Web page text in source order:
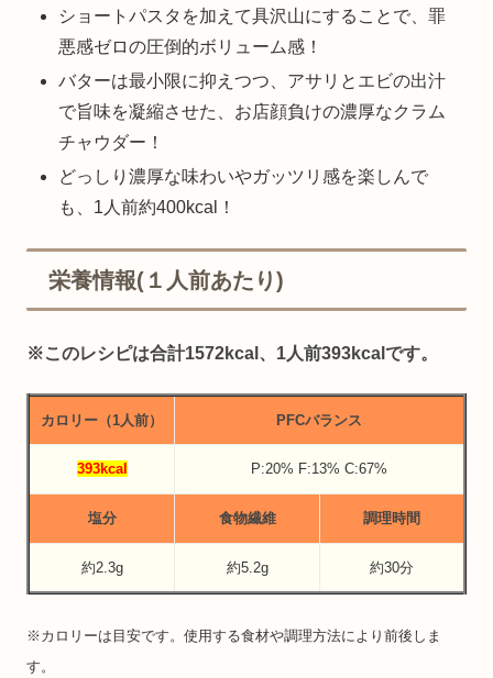
ショートパスタを加えて具沢山にすることで、罪
悪感ゼロの圧倒的ボリューム感！
バターは最小限に抑えつつ、アサリとエビの出汁
で旨味を凝縮させた、お店顔負けの濃厚なクラム
チャウダー！
どっしり濃厚な味わいやガッツリ感を楽しんで
も、1人前約400kcal！
栄養情報(１人前あたり)
※このレシピは合計1572kcal、1人前393kcalです。
カロリー（1人前） PFCバランス
393kcal P:20% F:13% C:67%
塩分 食物繊維 調理時間
約2.3g 約5.2g 約30分
※カロリーは目安です。使用する食材や調理方法により前後しま
す。